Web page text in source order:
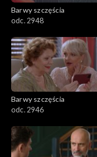
Barwy szczęścia
odc. 2948
Barwy szczęścia
odc. 2946